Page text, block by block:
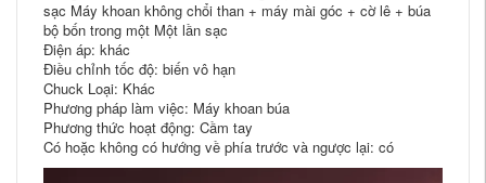
sạc Máy khoan không chổi than + máy mài góc + cờ lê + búa
bộ bốn trong một Một lần sạc
Điện áp: khác
Điều chỉnh tốc độ: biến vô hạn
Chuck Loại: Khác
Phương pháp làm việc: Máy khoan búa
Phương thức hoạt động: Cầm tay
Có hoặc không có hướng về phía trước và ngược lại: có